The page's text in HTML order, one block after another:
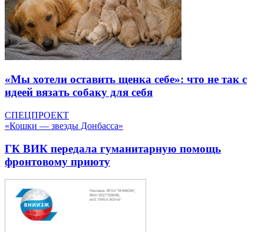
«Мы хотели оставить щенка себе»: что не так с
идеей вязать собаку для себя
СПЕЦПРОЕКТ
«Кошки — звезды Донбасса»
ГК ВИК передала гуманитарную помощь
фронтовому приюту